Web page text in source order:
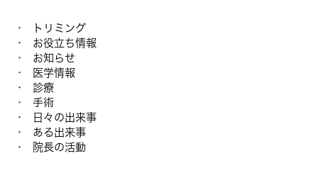
トリミング
お役立ち情報
お知らせ
医学情報
診療
手術
日々の出来事
ある出来事
院長の活動